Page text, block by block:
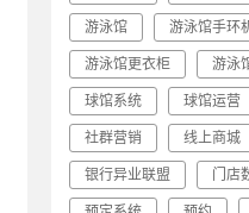
游泳馆 游泳馆手环
游泳馆更衣柜 游泳
球馆系统 球馆运营
社群营销 线上商城
银行异业联盟 门店